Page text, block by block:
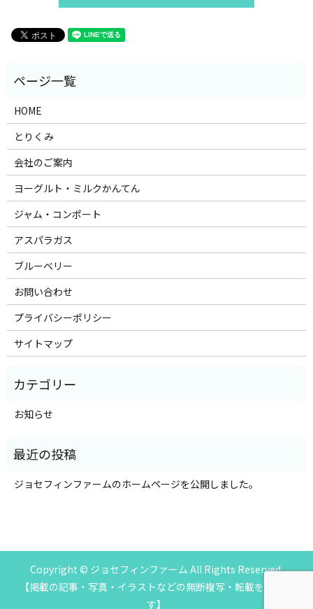
HOME
とりくみ
会社のご案内
ヨーグルト・ミルクかんてん
ジャム・コンポート
アスパラガス
ブルーベリー
お問い合わせ
プライバシーポリシー
サイトマップ
お知らせ
ジョセフィンファームのホームページを公開しました。
Copyright © ジョセフィンファーム All Rights Reserved.
【掲載の記事・写真・イラストなどの無断複写・転載を禁じま
す】